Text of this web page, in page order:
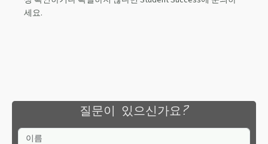
세요.
질문이 있으신가요?
이름